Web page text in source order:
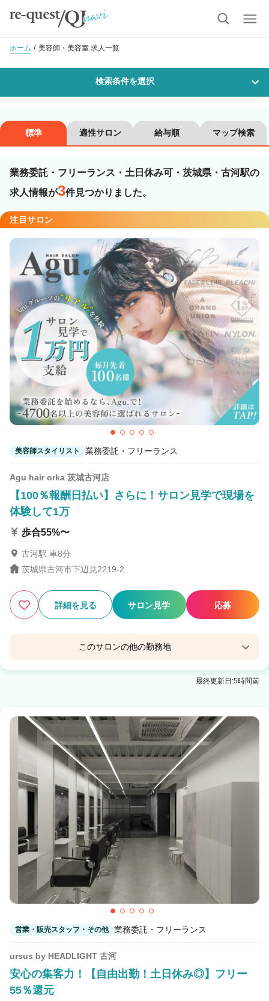
ホーム 美容師・美容室 求人一覧
検索条件を選択
沿線・駅を選択 市区町村を選択
古河
職種・技能ランク
美容師スタイリスト 美容師アシスタント
カラーリスト フロント・レセプション
ヘアメイク・美容部員 アイリスト
ネイリスト エステティシャン
講師・インストラクター 営業・販売スタッフ・その他
雇用形態
詳細条件
土日休み可
この条件の求人数
検索する
標準 適性サロン 給与順 マップ検索
業務委託・フリーランス・土日休み可・茨城県・古河駅の
求人情報が3件見つかりました。
注目サロン
美容師スタイリスト 業務委託・フリーランス
Agu hair orka 茨城古河店
【100％報酬日払い】さらに！サロン見学で現場を
体験して1万
歩合55%〜
古河駅 車8分
茨城県古河市下辺見2219-2
詳細を見る サロン見学 応募
このサロンの他の勤務地
Agu hair Alskar 古河旭町
古河駅 徒歩16分
最終更新日:5時間前
営業・販売スタッフ・その他 業務委託・フリーランス
ursus by HEADLIGHT 古河
安心の集客力！【自由出勤！土日休み◎】フリー
55％還元